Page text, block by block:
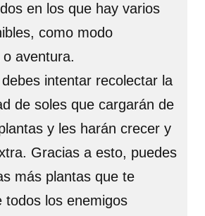
en los que hay varios
como modo
aventura.
intentar recolectar la
de soles que cargarán de
y les harán crecer y
Gracias a esto, puedes
más plantas que te
todos los enemigos